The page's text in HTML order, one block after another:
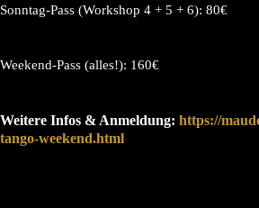
Sonntag-Pass (Workshop 4 + 5 + 6): 80€
Weekend-Pass (alles!): 160€
Weitere Infos & Anmeldung: https://
tango-weekend.html